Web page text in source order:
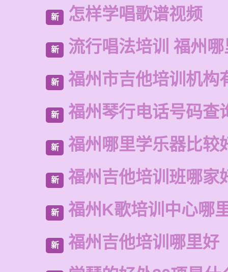
新 怎样学唱歌谱视频
新 流行唱法培训 福州
新 福州市吉他培训机构
新 福州琴行电话号码查
新 福州哪里学乐器比较
新 福州吉他培训班哪家
新 福州K歌培训中心哪
新 福州吉他培训哪里好